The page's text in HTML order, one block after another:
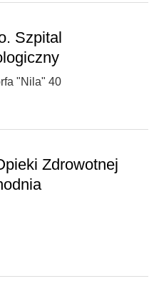
Szpital
"Nila" 40
Zdrowotnej